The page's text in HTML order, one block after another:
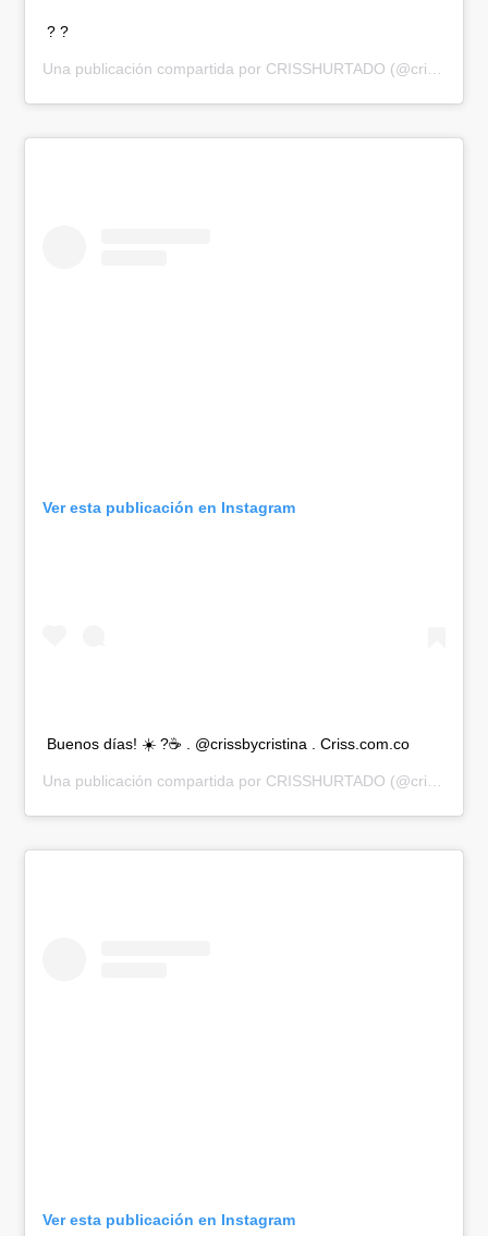
? ?
Una publicación compartida por CRISSHURTADO (@crisshurtado) el
Ver esta publicación en Instagram
Buenos días! ☀️ ?☕️ . @crissbycristina . Criss.com.co
Una publicación compartida por CRISSHURTADO (@crisshurtado) el
Ver esta publicación en Instagram